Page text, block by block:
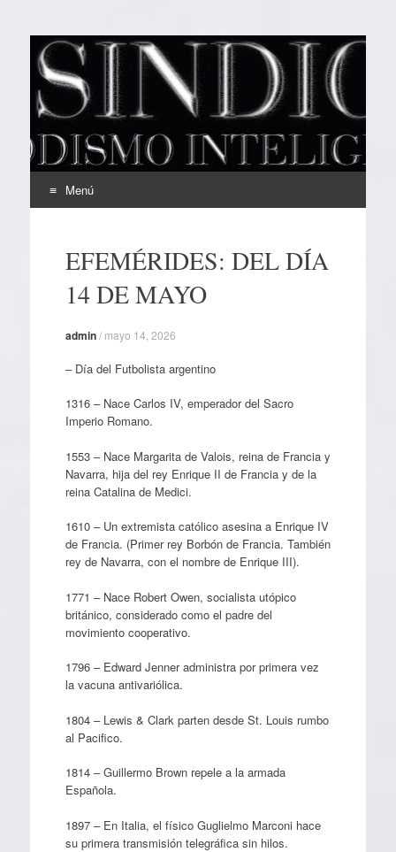
EL SINDICAL
Periodismo Inteligente
Menú
contenidoEFEMÉRIDES: DEL DÍA
14 DE MAYO
admin/ mayo 14, 2026
– Día del Futbolista argentino
1316 – Nace Carlos IV, emperador del Sacro
Imperio Romano.
1553 – Nace Margarita de Valois, reina de Francia y
Navarra, hija del rey Enrique II de Francia y de la
reina Catalina de Medici.
1610 – Un extremista católico asesina a Enrique IV
de Francia. (Primer rey Borbón de Francia. También
rey de Navarra, con el nombre de Enrique III).
1771 – Nace Robert Owen, socialista utópico
británico, considerado como el padre del
movimiento cooperativo.
1796 – Edward Jenner administra por primera vez
la vacuna antivariólica.
1804 – Lewis & Clark parten desde St. Louis rumbo
al Pacifico.
1814 – Guillermo Brown repele a la armada
Española.
1897 – En Italia, el físico Guglielmo Marconi hace
su primera transmisión telegráfica sin hilos.